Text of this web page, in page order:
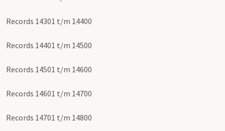
Records 14301 t/m 14400
Records 14401 t/m 14500
Records 14501 t/m 14600
Records 14601 t/m 14700
Records 14701 t/m 14800